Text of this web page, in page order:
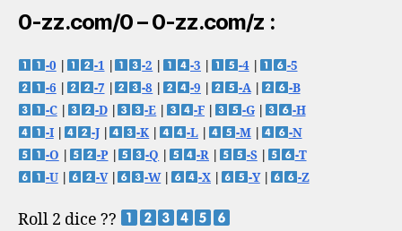
0-zz.com/0 – 0-zz.com/z :
-0 -1 -2 -3 -4|
-5
-6
-7 -8 -9 -A|
-B
-C| -D| -E -F -G|
-H
-I| -J| -K -L -M|
-N
-O
-P| -Q -R -S|
-T
-U| -V| -W| -X -Y| -Z
Roll 2 dice ??